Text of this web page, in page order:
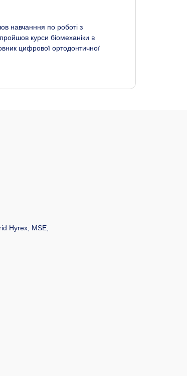
навчанння по роботі з
курси біомеханіки в
цифрової ортодонтичної
Hyrex, MSE,